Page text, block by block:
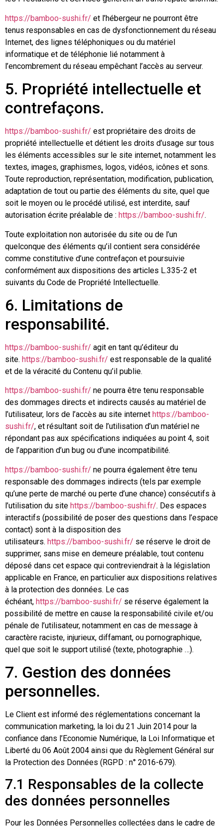
https://bamboo-sushi.fr/ et l’hébergeur ne pourront être
tenus responsables en cas de dysfonctionnement du réseau
Internet, des lignes téléphoniques ou du matériel
informatique et de téléphonie lié notamment à
l’encombrement du réseau empêchant l’accès au serveur.
5. Propriété intellectuelle et
contrefaçons.
https://bamboo-sushi.fr/ est propriétaire des droits de
propriété intellectuelle et détient les droits d’usage sur tous
les éléments accessibles sur le site internet, notamment les
textes, images, graphismes, logos, vidéos, icônes et sons.
Toute reproduction, représentation, modification, publication,
adaptation de tout ou partie des éléments du site, quel que
soit le moyen ou le procédé utilisé, est interdite, sauf
autorisation écrite préalable de : https://bamboo-sushi.fr/.
Toute exploitation non autorisée du site ou de l’un
quelconque des éléments qu’il contient sera considérée
comme constitutive d’une contrefaçon et poursuivie
conformément aux dispositions des articles L.335-2 et
suivants du Code de Propriété Intellectuelle.
6. Limitations de
responsabilité.
https://bamboo-sushi.fr/ agit en tant qu’éditeur du
site. https://bamboo-sushi.fr/ est responsable de la qualité
et de la véracité du Contenu qu’il publie.
https://bamboo-sushi.fr/ ne pourra être tenu responsable
des dommages directs et indirects causés au matériel de
l’utilisateur, lors de l’accès au site internet https://bamboo-
sushi.fr/, et résultant soit de l’utilisation d’un matériel ne
répondant pas aux spécifications indiquées au point 4, soit
de l’apparition d’un bug ou d’une incompatibilité.
https://bamboo-sushi.fr/ ne pourra également être tenu
responsable des dommages indirects (tels par exemple
qu’une perte de marché ou perte d’une chance) consécutifs à
l’utilisation du site https://bamboo-sushi.fr/. Des espaces
interactifs (possibilité de poser des questions dans l’espace
contact) sont à la disposition des
utilisateurs. https://bamboo-sushi.fr/ se réserve le droit de
supprimer, sans mise en demeure préalable, tout contenu
déposé dans cet espace qui contreviendrait à la législation
applicable en France, en particulier aux dispositions relatives
à la protection des données. Le cas
échéant, https://bamboo-sushi.fr/ se réserve également la
possibilité de mettre en cause la responsabilité civile et/ou
pénale de l’utilisateur, notamment en cas de message à
caractère raciste, injurieux, diffamant, ou pornographique,
quel que soit le support utilisé (texte, photographie …).
7. Gestion des données
personnelles.
Le Client est informé des réglementations concernant la
communication marketing, la loi du 21 Juin 2014 pour la
confiance dans l’Economie Numérique, la Loi Informatique et
Liberté du 06 Août 2004 ainsi que du Règlement Général sur
la Protection des Données (RGPD : n° 2016-679).
7.1 Responsables de la collecte
des données personnelles
Pour les Données Personnelles collectées dans le cadre de